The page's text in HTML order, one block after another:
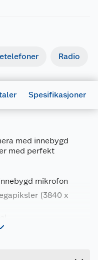
Radio
Spesifikasjoner
med innebygd
med perfekt
mikrofon
(3840 x
22397
SVART